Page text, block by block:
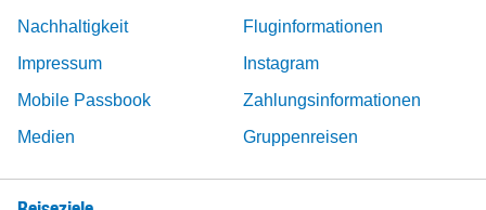
Nachhaltigkeit
Fluginformationen
Impressum
Instagram
Mobile Passbook
Zahlungsinformationen
Medien
Gruppenreisen